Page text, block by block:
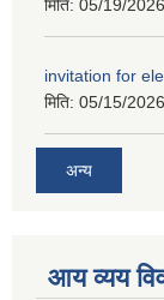
मिति: 05/19/
invitation for
मिति: 05/15/
अन्य
आय व्यय